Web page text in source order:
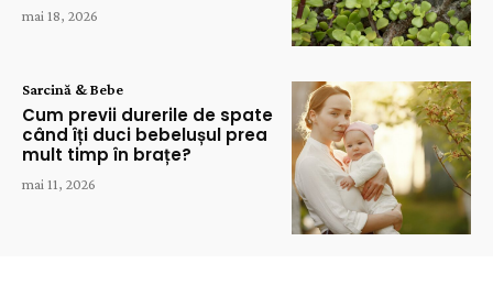
mai 18, 2026
Sarcină & Bebe
Cum previi durerile de spate
când îți duci bebelușul prea
mult timp în brațe?
mai 11, 2026